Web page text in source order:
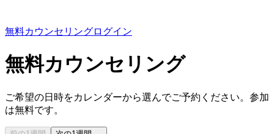
無料カウンセリングログイン
無料カウンセリング
ご希望の日時をカレンダーから選んでご予約ください。参加
は無料です。